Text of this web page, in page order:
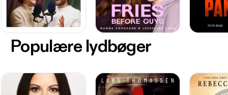
Populære lydbøger